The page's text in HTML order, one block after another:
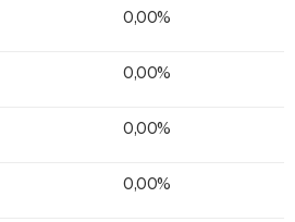
0,00%
0,00%
0,00%
0,00%